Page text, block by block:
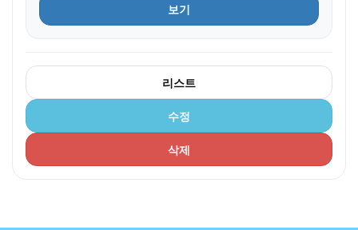
보기
리스트
수정
삭제